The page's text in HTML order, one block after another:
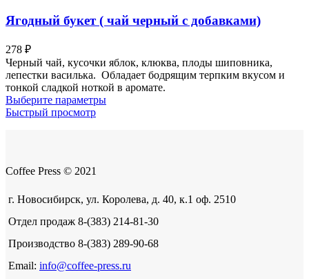
Ягодный букет ( чай черный с добавками)
278 ₽
Черный чай, кусочки яблок, клюква, плоды шиповника,
лепестки василька. Обладает бодрящим терпким вкусом и
тонкой сладкой ноткой в аромате.
Выберите параметрыЭтот
на
товара.
Быстрый просмотр
Coffee Press © 2021
г. Новосибирск, ул. Королева, д. 40, к.1 оф. 2510
Отдел продаж 8-(383) 214-81-30
Производство 8-(383) 289-90-68
Email: info@coffee-press.ru